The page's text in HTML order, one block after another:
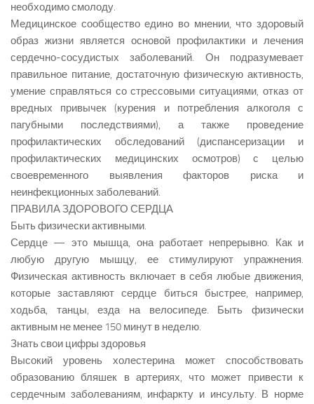
необходимо смолоду.
Медицинское сообщество едино во мнении, что здоровый
образ жизни является основой профилактики и лечения
сердечно-сосудистых заболеваний. Он подразумевает
правильное питание, достаточную физическую активность,
умение справляться со стрессовыми ситуациями, отказ от
вредных привычек (курения и потребления алкоголя с
пагубными последствиями), а также проведение
профилактических обследований (диспансеризации и
профилактических медицинских осмотров) с целью
своевременного выявления факторов риска и
неинфекционных заболеваний.
ПРАВИЛА ЗДОРОВОГО СЕРДЦА
Быть физически активными.
Сердце — это мышца, она работает непрерывно. Как и
любую другую мышцу, ее стимулируют упражнения.
Физическая активность включает в себя любые движения,
которые заставляют сердце биться быстрее, например,
ходьба, танцы, езда на велосипеде. Быть физически
активным не менее 150 минут в неделю.
Знать свои цифры здоровья
Высокий уровень холестерина может способствовать
образованию бляшек в артериях, что может привести к
сердечным заболеваниям, инфаркту и инсульту. В норме